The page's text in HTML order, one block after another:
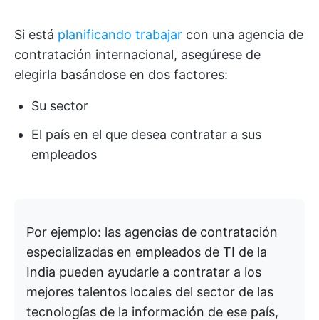
Si está planificando trabajar con una agencia de
contratación internacional, asegúrese de
elegirla basándose en dos factores:
Su sector
El país en el que desea contratar a sus
empleados
Por ejemplo: las agencias de contratación
especializadas en empleados de TI de la
India pueden ayudarle a contratar a los
mejores talentos locales del sector de las
tecnologías de la información de ese país,